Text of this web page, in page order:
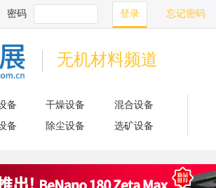
密码 忘记密码
无机材料频道
备 干燥设备
混合设备
备 除尘设备 选矿设备